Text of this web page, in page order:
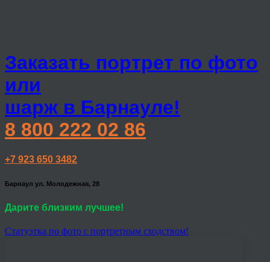
Заказать портрет по фото
или
шарж в Барнауле!
8 800 222 02 86
+7 923 650 3482
Барнаул ул. Молодежная, 28
Дарите близким лучшее!
Статуэтка по фото с портретным сходством!